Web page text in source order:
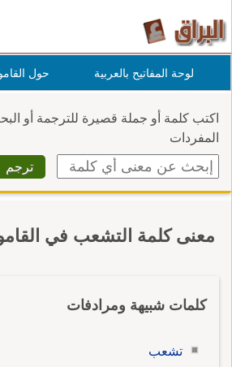
لوحة المفاتيح بالعربية حول
اكتب كلمة أو جملة قصيرة للترجمة أو
المفردات
معنى كلمة التشعب في
كلمات شبيهة ومرادفات
تشعب